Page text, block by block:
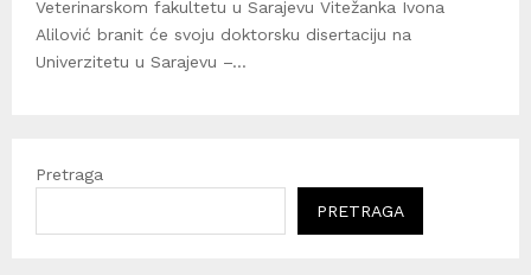
Veterinarskom fakultetu u Sarajevu Vitežanka Ivona
Alilović branit će svoju doktorsku disertaciju na
Univerzitetu u Sarajevu –...
Pretraga
PRETRAGA